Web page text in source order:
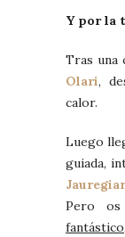
Y por la
Tras una
Olari,
calor.
Luego
guiada,
Pero
fantástico